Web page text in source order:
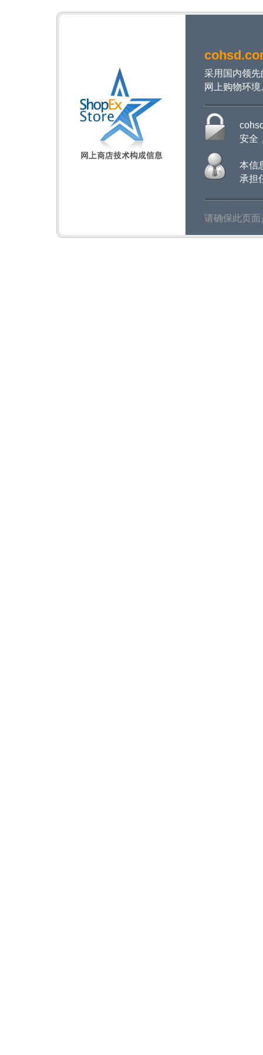
采用国内领
网上购物环境
安全
本信
承担
请确保此页面